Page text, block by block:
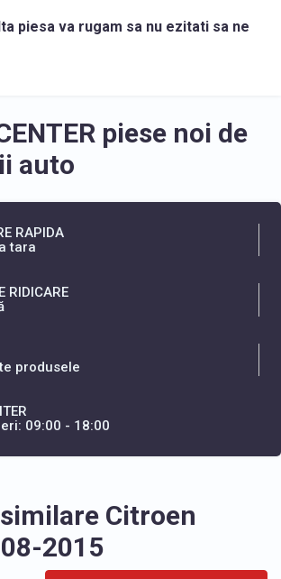
piesa va rugam sa nu ezitati sa ne
piese noi de
auto
RAPIDA
tara
RIDICARE
produsele
09:00 - 18:00
Citroen
2015